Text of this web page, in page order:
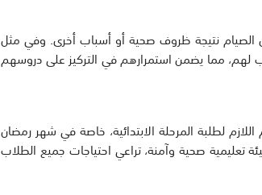
الصيام نتيجة ظروف صحية أو أسباب أخرى. وفي مثل
لهم، مما يضمن استمرارهم في التركيز على دروسهم
لطلبة المرحلة الابتدائية، خاصة في شهر رمضان
تعليمية صحية وآمنة، تراعي احتياجات جميع الطلاب